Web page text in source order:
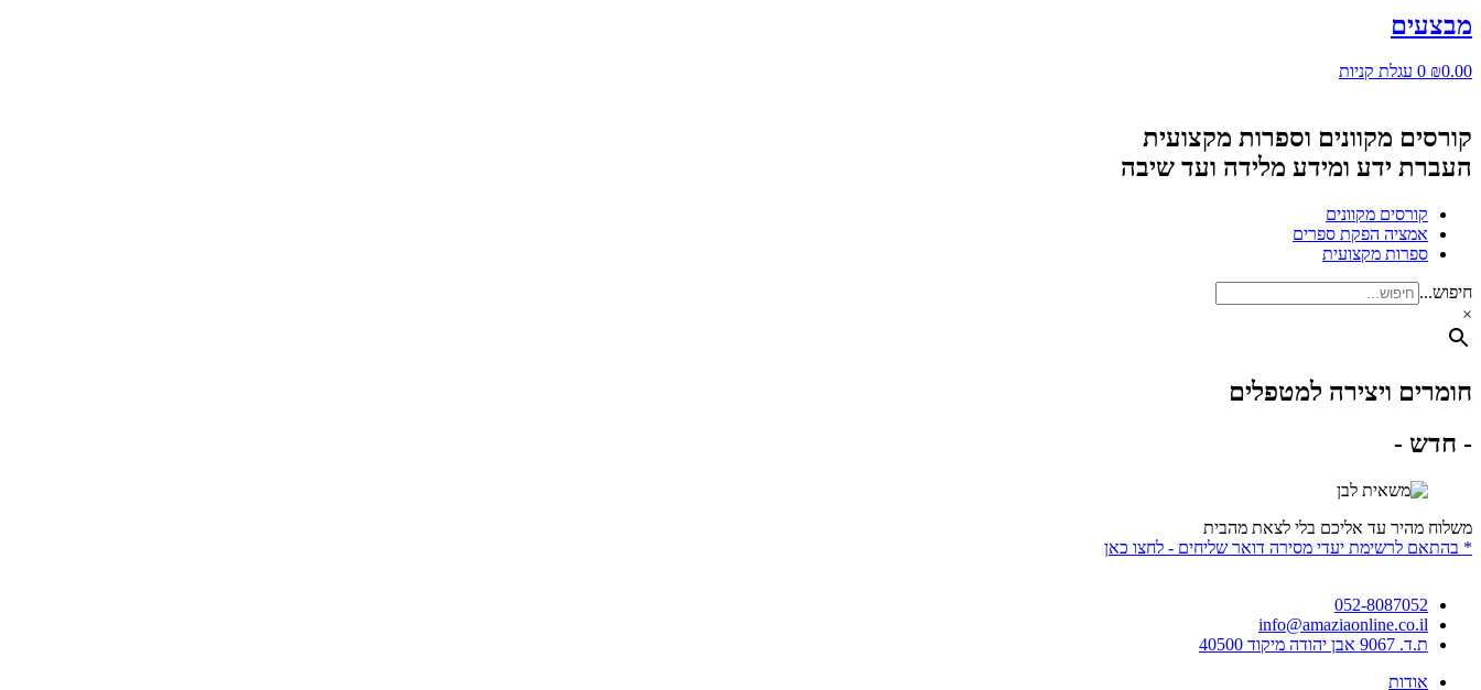
מבצעים
₪0.00
0 עגלת קניות
קורסים מקוונים וספרות מקצועית
העברת ידע ומידע מלידה ועד שיבה
קורסים מקוונים
אמציה הפקת ספרים
ספרות מקצועית
חיפוש...
×
חומרים ויצירה למטפלים
- חדש -
משלוח מהיר עד אליכם בלי לצאת מהבית
* בהתאם לרשימת יעדי מסירה דואר שליחים - לחצו כאן
052-8087052
info@amaziaonline.co.il
ת.ד. 9067 אבן יהודה מיקוד 40500
אודות